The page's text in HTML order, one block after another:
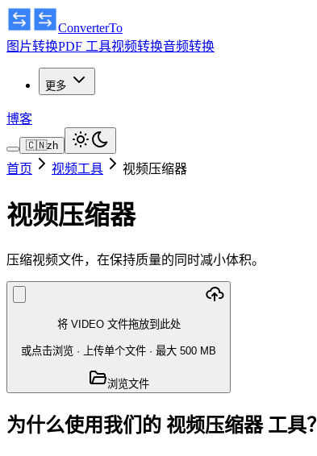
ConverterTo
图片转换PDF 工具视频转换音频转换
更多
博客
🇨🇳zh
首页 视频工具 视频压缩器
视频压缩器
压缩视频文件，在保持质量的同时减小体积。
将 VIDEO 文件拖放到此处
或点击浏览 · 上传单个文件 · 最大 500 MB
浏览文件
为什么使用我们的 视频压缩器 工具？